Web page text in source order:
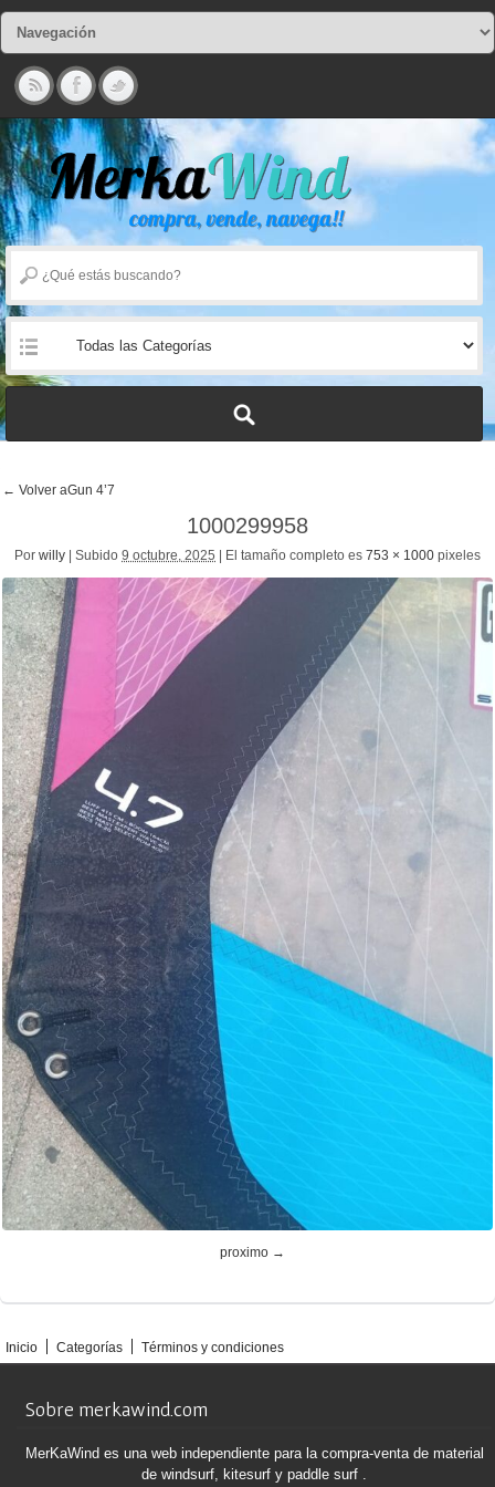
← Volver aGun 4’7
1000299958
Por willy Subido 9 octubre, 2025 El tamaño completo es 753 × 1000 pixeles
proximo →
Inicio Categorías Términos y condiciones
Sobre merkawind.com
MerKaWind es una web independiente para la compra-venta de material
de windsurf, kitesurf y paddle surf .